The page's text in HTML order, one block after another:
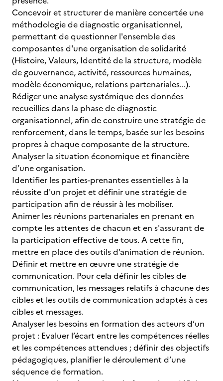
Concevoir et structurer de manière concertée une
méthodologie de diagnostic organisationnel,
permettant de questionner l'ensemble des
composantes d'une organisation de solidarité
(Histoire, Valeurs, Identité de la structure, modèle
de gouvernance, activité, ressources humaines,
modèle économique, relations partenariales...).
Rédiger une analyse systémique des données
recueillies dans la phase de diagnostic
organisationnel, afin de construire une stratégie de
renforcement, dans le temps, basée sur les besoins
propres à chaque composante de la structure.
Analyser la situation économique et financière
d’une organisation.
Identifier les parties-prenantes essentielles à la
réussite d'un projet et définir une stratégie de
participation afin de réussir à les mobiliser.
Animer les réunions partenariales en prenant en
compte les attentes de chacun et en s'assurant de
la participation effective de tous. A cette fin,
mettre en place des outils d’animation de réunion.
Définir et mettre en œuvre une stratégie de
communication. Pour cela définir les cibles de
communication, les messages relatifs à chacune des
cibles et les outils de communication adaptés à ces
cibles et messages.
Analyser les besoins en formation des acteurs d’un
projet : Evaluer l’écart entre les compétences réelles
et les compétences attendues ; définir des objectifs
pédagogiques, planifier le déroulement d’une
séquence de formation.